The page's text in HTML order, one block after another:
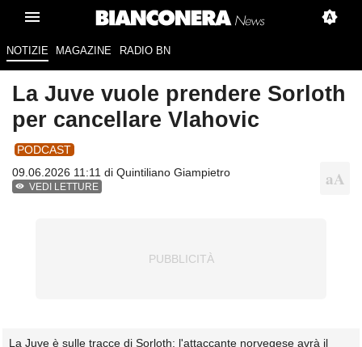
NOTIZIE MAGAZINE RADIO BN
La Juve vuole prendere Sorloth
per cancellare Vlahovic
PODCAST
09.06.2026 11:11 di Quintiliano Giampietro
VEDI LETTURE
La Juve è sulle tracce di Sorloth: l'attaccante norvegese avrà il